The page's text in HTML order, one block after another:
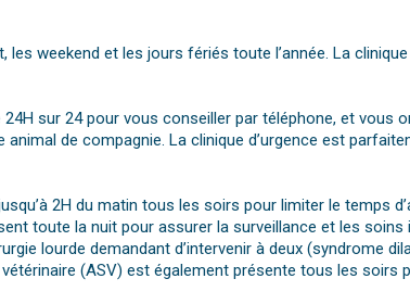
weekend et les jours fériés toute l’année. La
sur 24 pour vous conseiller par téléphone, et vous
de compagnie. La clinique d’urgence est
2H du matin tous les soirs pour limiter le temps
toute la nuit pour assurer la surveillance et les
lourde demandant d’intervenir à deux (syndrome
(ASV) est également présente tous les